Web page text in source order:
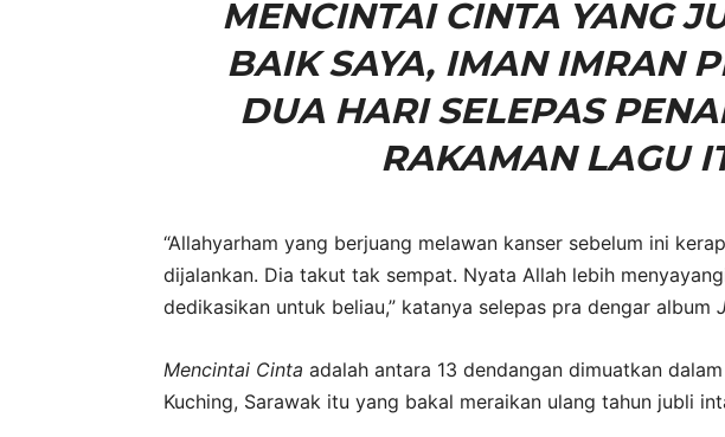
MENCINTAI CINTA YANG
BAIK SAYA, IMAN IMRAN
DUA HARI SELEPAS
RAKAMAN LAGU
“Allahyarham yang berjuang melawan kanser sebelum ini
dijalankan. Dia takut tak sempat. Nyata Allah lebih
dedikasikan untuk beliau,” katanya selepas pra dengar album
Mencintai Cinta adalah antara 13 dendangan dimuatkan
Kuching, Sarawak itu yang bakal meraikan ulang tahun jubli